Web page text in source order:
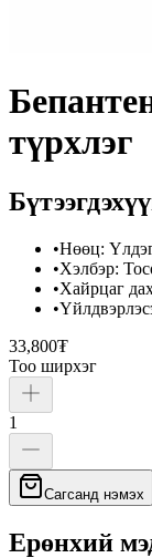
түрхлэг
•Нөөц:
•Хэлбэр:
•Хайрцаг
•
33,800₮
Тоо ширхэг
1
Сагсанд нэмэх
Ерөнхий